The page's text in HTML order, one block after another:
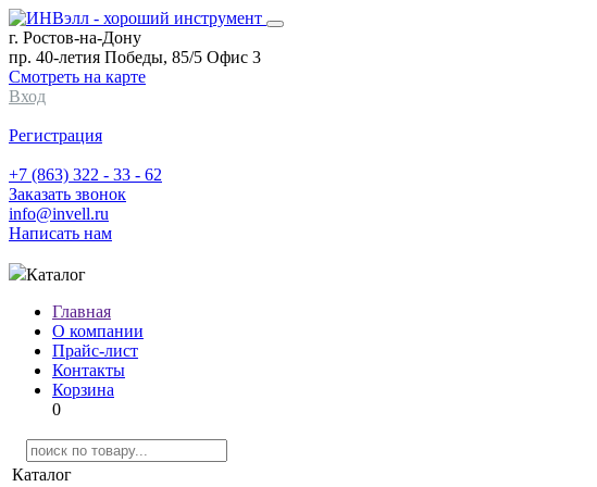
г. Ростов-на-Дону
пр. 40-летия Победы, 85/5 Офис 3
Смотреть на карте
Вход
Регистрация
+7 (863) 322 - 33 - 62
Заказать звонок
info@invell.ru
Написать нам
Каталог
Главная
О компании
Прайс-лист
Контакты
Корзина
0
Каталог